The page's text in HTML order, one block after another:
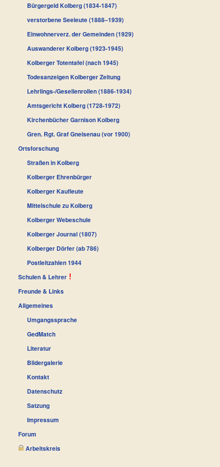
Bürgergeld Kolberg (1834-1847)
verstorbene Seeleute (1888–1939)
Einwohnerverz. der Gemeinden (1929)
Auswanderer Kolberg (1923-1945)
Kolberger Totentafel (nach 1945)
Todesanzeigen Kolberger Zeitung
Lehrlings-/Gesellenrollen (1886-1934)
Amtsgericht Kolberg (1728-1972)
Kirchenbücher Garnison Kolberg
Gren. Rgt. Graf Gneisenau (vor 1900)
Ortsforschung
Straßen in Kolberg
Kolberger Ehrenbürger
Kolberger Kaufleute
Mittelschule zu Kolberg
Kolberger Webeschule
Kolberger Journal (1807)
Kolberger Dörfer (ab 786)
Postleitzahlen 1944
Schulen & Lehrer
Freunde & Links
Allgemeines
Umgangssprache
GedMatch
Literatur
Bildergalerie
Kontakt
Datenschutz
Satzung
Impressum
Forum
Arbeitskreis